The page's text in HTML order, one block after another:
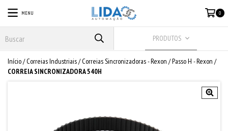
MENU 0
PRODUTOS
Início/ Correias Industriais/ Correias Sincronizadoras - Rexon /Passo H - Rexon /
CORREIA SINCRONIZADORA 540H